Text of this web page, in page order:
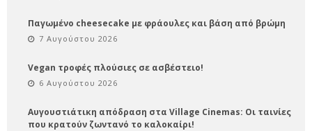
Παγωμένο cheesecake με φράουλες και βάση από βρώμη
7 Αυγούστου 2026
Vegan τροφές πλούσιες σε ασβέστειο!
6 Αυγούστου 2026
Αυγουστιάτικη απόδραση στα Village Cinemas: Οι ταινίες
που κρατούν ζωντανό το καλοκαίρι!